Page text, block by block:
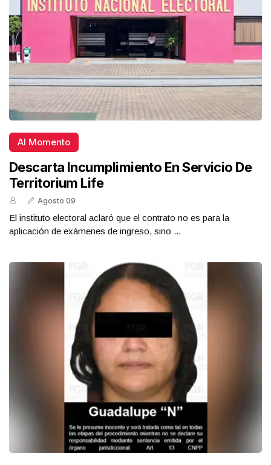
Al Momento
Descarta Incumplimiento En Servicio De
Territorium Life
Agosto 09
El instituto electoral aclaró que el contrato no es para la
aplicación de exámenes de ingreso, sino ...